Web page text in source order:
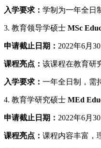
入学要求： 学制为一年全日
3. 教育领导学硕士 MSc
申请截止日期： 2022年6月
课程亮点： 该课程在教育研
入学要求： 一年全日制，需
4. 教育学研究硕士 MEd
申请截止日期： 2022年6月
课程亮点： 课程内容丰富，